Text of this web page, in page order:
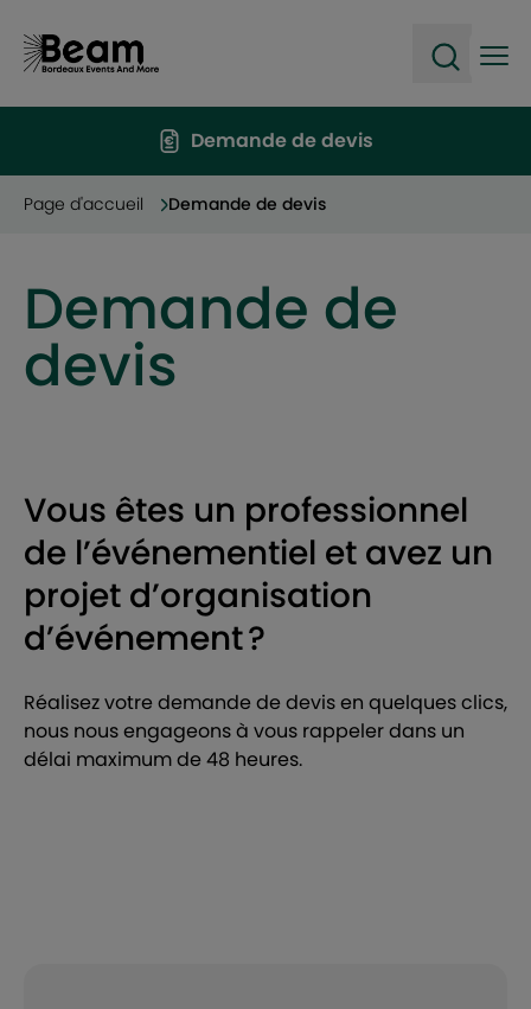
Demande de devis
Page d'accueil Demande de devis
Demande de
devis
Vous êtes un professionnel
de l’événementiel et avez un
projet d’organisation
d’événement ?
Réalisez votre demande de devis en quelques clics,
nous nous engageons à vous rappeler dans un
délai maximum de 48 heures.